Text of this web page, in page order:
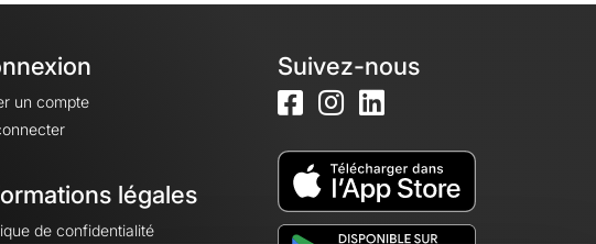
un compte
légales
de confidentialité
Suivez-nous